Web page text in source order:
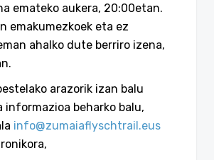
emateko aukera, 20:00etan.
emakumezkoek eta ez
ahalko dute berriro izena,
arazorik izan balu
informazioa beharko balu,
info@zumaiaflyschtrail.eus